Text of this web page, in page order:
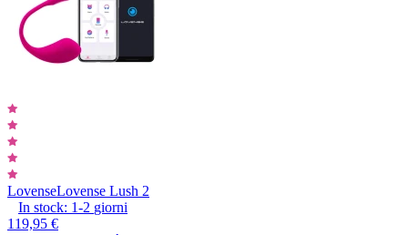
LovenseLovense Lush 2
In stock: 1-2 giorni
119,95 €